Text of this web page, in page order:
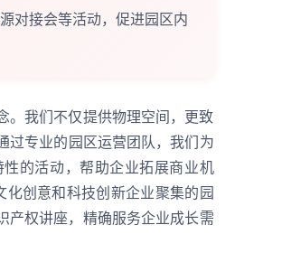
对接会等活动，促进园区内
。我们不仅提供物理空间，更致
过专业的园区运营团队，我们为
的活动，帮助企业拓展商业机
化创意和科技创新企业聚集的园
权讲座，精确服务企业成长需